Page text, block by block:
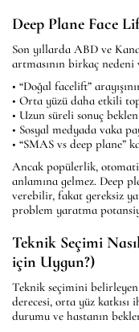
Deep Plane Face
Son yıllarda ABD ve
artmasının birkaç nedeni
• “Doğal facelift”
• Orta yüzü daha etkili
• Uzun süreli sonuç
• Sosyal medyada vaka
• “SMAS vs deep plane”
Ancak popülerlik,
anlamına gelmez. Deep
verebilir, fakat gereksiz
problem yaratma
Teknik Seçimi
için Uygun?)
Teknik seçimini
derecesi, orta yüz
durumu ve hastanın